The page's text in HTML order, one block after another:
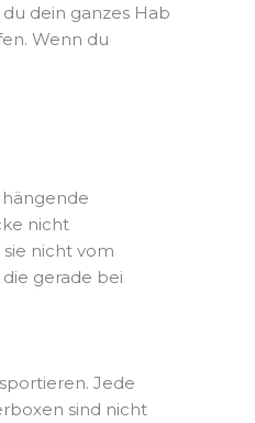
dein ganzes Hab
Wenn du
hängende
nicht
nicht vom
gerade bei
Jede
sind nicht